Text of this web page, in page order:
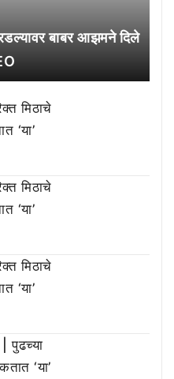
बाबर आझमने दिले
मिठाचे
‘या’
मिठाचे
‘या’
मिठाचे
‘या’
‘या’